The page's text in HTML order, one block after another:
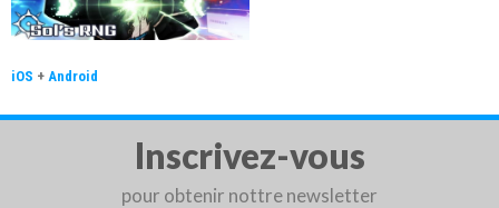
iOS + Android
Inscrivez-vous
pour obtenir nottre newsletter